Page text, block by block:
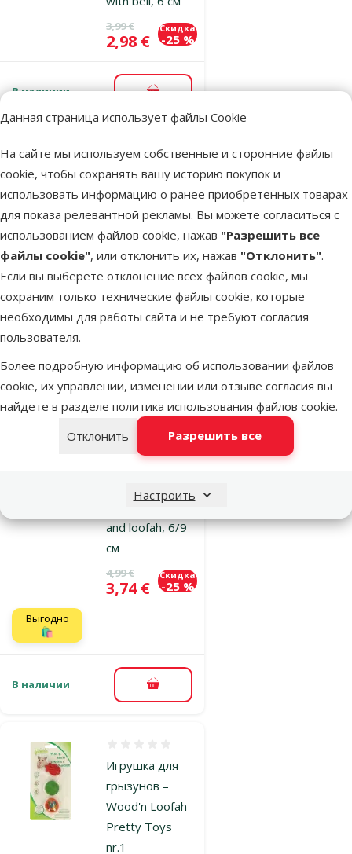
Данная страница использует файлы Cookie
На сайте мы используем собственные и сторонние файлы
cookie, чтобы сохранять вашу историю покупок и
использовать информацию о ранее приобретенных товарах
для показа релевантной рекламы. Вы можете согласиться с
использованием файлов cookie, нажав "Разрешить все
файлы cookie", или отклонить их, нажав "Отклонить".
Если вы выберете отклонение всех файлов cookie, мы
сохраним только технические файлы cookie, которые
необходимы для работы сайта и не требуют согласия
пользователя.
Более подробную информацию об использовании файлов
cookie, их управлении, изменении или отзыве согласия вы
найдете в разделе политика использования файлов cookie.
Отклонить
Разрешить все
Настроить
Исходная цена
3,99 €
Цена
2,98 €
Скидка
-25 %
В наличии
Игрушка для
грызунов –
TRIXIE Set of
Straw Toys, 2 x
15 см
Оценка 0%
Исходная цена
2,49 €
Цена
1,87 €
Скидка
-24 %
В наличии
Игрушка для
грызунов –
Trixie, Set of
beetroot, wood
and loofah, 6/9
см
Оценка 0%
Исходная цена
4,99 €
Цена
3,74 €
Скидка
-25 %
Выгодно
🛍️
В наличии В корзину
Игрушка для
грызунов –
Wood'n Loofah
Pretty Toys
nr.1